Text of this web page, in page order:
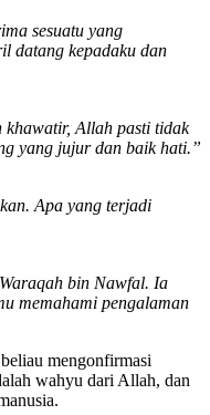
sesuatu yang
datang kepadaku dan
khawatir, Allah pasti tidak
yang jujur dan baik hati.”
Apa yang terjadi
bin Nawfal. Ia
memahami pengalaman
mengonfirmasi
wahyu dari Allah, dan